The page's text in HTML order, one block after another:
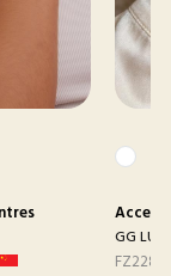
GG
FZ2282